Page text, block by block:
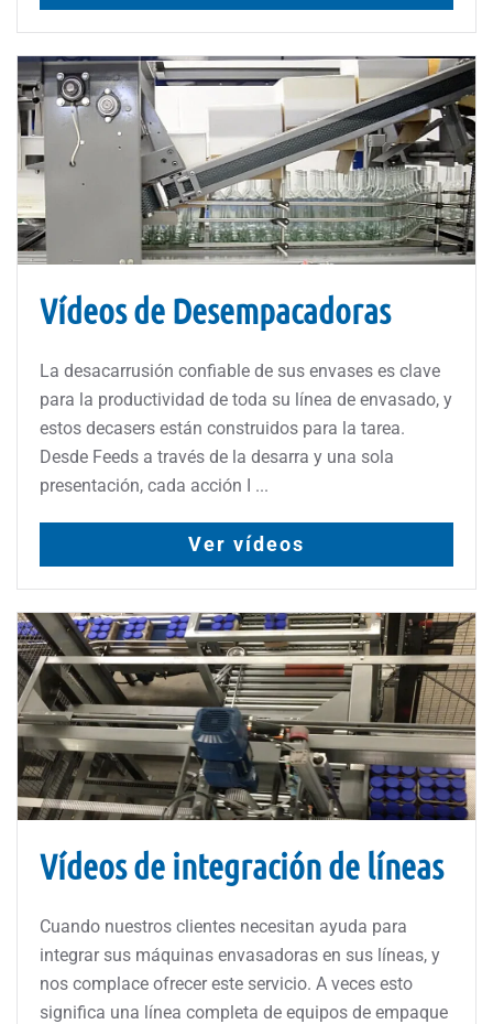
Vídeos de Desempacadoras
La desacarrusión confiable de sus envases es clave
para la productividad de toda su línea de envasado, y
estos decasers están construidos para la tarea.
Desde Feeds a través de la desarra y una sola
presentación, cada acción I ...
Ver vídeos
Vídeos de integración de líneas
Cuando nuestros clientes necesitan ayuda para
integrar sus máquinas envasadoras en sus líneas, y
nos complace ofrecer este servicio. A veces esto
significa una línea completa de equipos de empaque